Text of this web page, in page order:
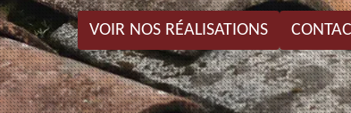
VOIR NOS RÉALISATIONS